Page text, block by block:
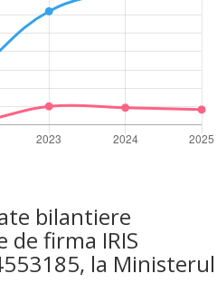
bilantiere
de firma IRIS
la Ministerul